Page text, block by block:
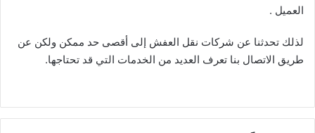
العميل .
لذلك تحدثنا عن شركات نقل العفش إلى أقصى حد ممكن ولكن عن
طريق الاتصال بنا تعرف العديد من الخدمات التي قد تحتاجها.